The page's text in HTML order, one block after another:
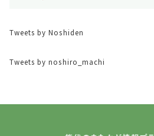
Tweets by Noshiden
Tweets by noshiro_machi